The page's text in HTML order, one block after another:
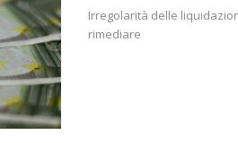
Irregolarità delle
rimediare